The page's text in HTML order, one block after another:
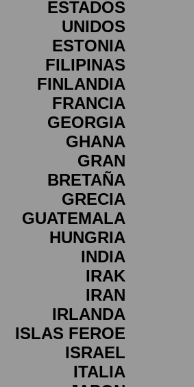
ESTADOS
UNIDOS
ESTONIA
FILIPINAS
FINLANDIA
FRANCIA
GEORGIA
GHANA
GRAN
BRETAÑA
GRECIA
GUATEMALA
HUNGRIA
INDIA
IRAK
IRAN
IRLANDA
ISLAS FEROE
ISRAEL
ITALIA